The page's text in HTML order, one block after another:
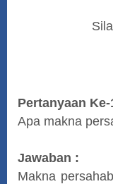
Pertanyaan Ke-
Apa makna
Jawaban :
Makna